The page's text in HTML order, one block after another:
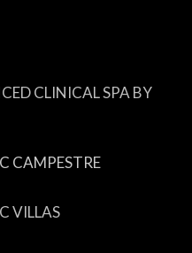
CLINICAL SPA BY
CAMPESTRE
VILLAS